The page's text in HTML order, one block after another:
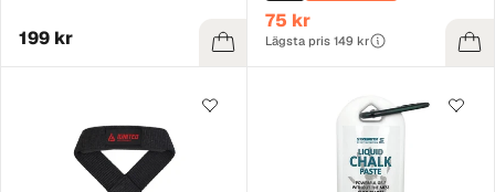
199 kr
75 kr
Lägsta pris 149 kr